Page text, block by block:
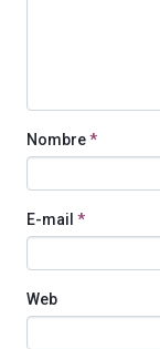
Nombre*
E-mail *
Web